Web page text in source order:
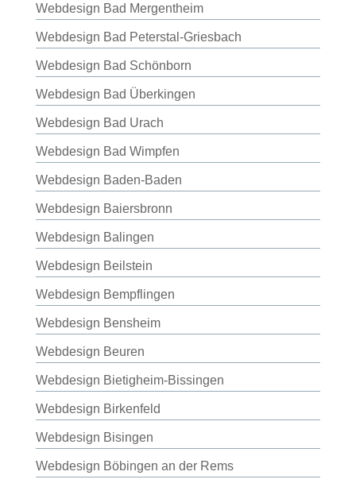
Webdesign Bad Mergentheim
Webdesign Bad Peterstal-Griesbach
Webdesign Bad Schönborn
Webdesign Bad Überkingen
Webdesign Bad Urach
Webdesign Bad Wimpfen
Webdesign Baden-Baden
Webdesign Baiersbronn
Webdesign Balingen
Webdesign Beilstein
Webdesign Bempflingen
Webdesign Bensheim
Webdesign Beuren
Webdesign Bietigheim-Bissingen
Webdesign Birkenfeld
Webdesign Bisingen
Webdesign Böbingen an der Rems